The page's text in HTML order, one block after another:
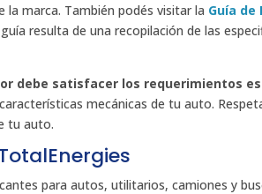
la marca. También podés visitar la Guía
resulta de una recopilación de las
debe satisfacer los requerimientos
mecánicas de tu auto.
tu auto.
para autos, utilitarios, camiones y